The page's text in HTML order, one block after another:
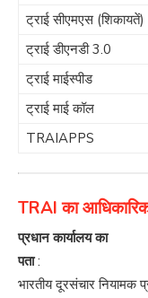
ट्राई सीएमएस (शिकायतें)
ट्राई डीएनडी 3.0
ट्राई माईस्पीड
ट्राई माई कॉल
TRAIAPPS
TRAI का
प्रधान कार्यालय का
पता:
भारतीय दूरसंचार नियामक